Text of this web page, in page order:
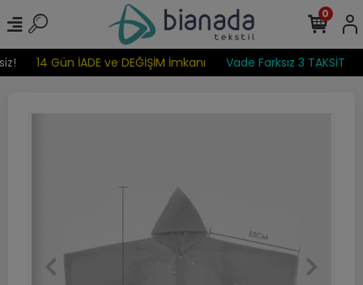
14 Gün İADE ve DEĞİŞİM İmkanı Vade Farksız 3 TAKSİT
0